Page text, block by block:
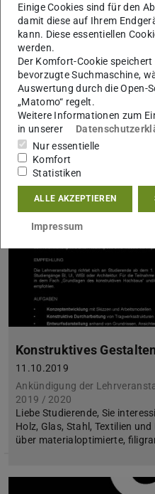
Green Building Design I
11.10.2019
Ankündigung der
2019/2020
Liebe Studierende, Sie
energetische Hauskonzepte?
energetische
Konstruktives Gestalten
11.10.2019
Ankündigung der
2019 / 2020
Liebe Studierende, Sie
Holz, Glas, Stahl, Textilien
über materialoptimierte,
Einige Cookies sind für den
damit diese auf Ihrem
kann. Diese essentiellen
werden.
Der Komfort-Cookie
bevorzugte Suchmaschine,
Auswertung durch die Open-
„Matomo“ regelt.
Weitere Informationen zum
in unserer
Nur essentielle
Komfort
Statistiken
ALLE AKZEPTIEREN
Impressum